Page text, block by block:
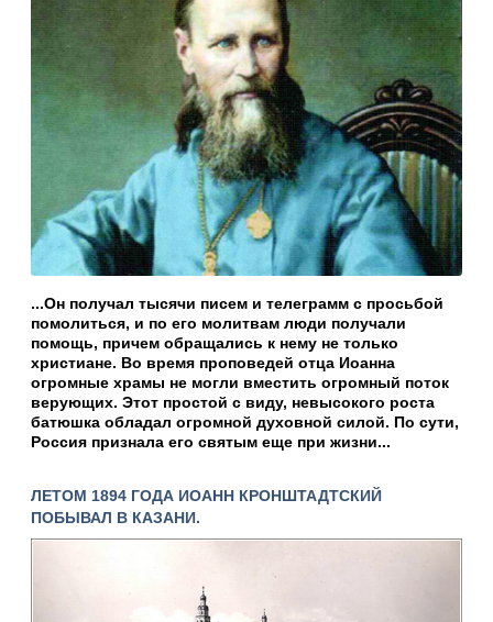
...Он получал тысячи писем и телеграмм с просьбой
помолиться, и по его молитвам люди получали
помощь, причем обращались к нему не только
христиане. Во время проповедей отца Иоанна
огромные храмы не могли вместить огромный поток
верующих. Этот простой с виду, невысокого роста
батюшка обладал огромной духовной силой. По сути,
Россия признала его святым еще при жизни...
ЛЕТОМ 1894 ГОДА ИОАНН КРОНШТАДТСКИЙ
ПОБЫВАЛ В КАЗАНИ.